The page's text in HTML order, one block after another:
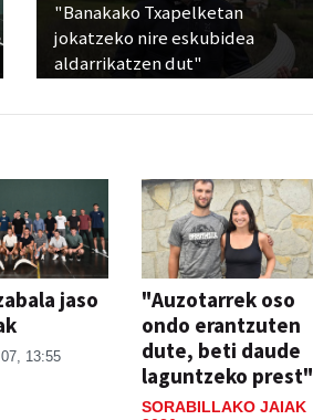
"Banakako Txapelketan
jokatzeko nire eskubidea
aldarrikatzen dut"
jaso
13:55
"Auzotarrek oso
ondo erantzuten
dute, beti daude
laguntzeko prest"
SORABILLAKO JAIAK